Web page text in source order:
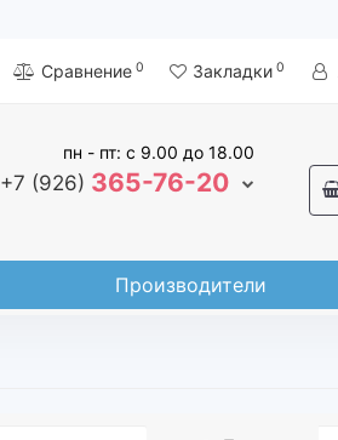
Сравнение 0 Закладки 0
пн - пт: с 9.00 до 18.00
+7 (926) 365-76-20
Производители